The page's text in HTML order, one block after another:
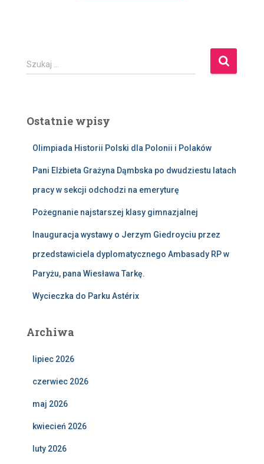
S
z
j
Szukaj …
Ostatnie wpisy
Olimpiada Historii Polski dla Polonii i Polaków
Pani Elżbieta Grażyna Dąmbska po dwudziestu latach
pracy w sekcji odchodzi na emeryturę
Pożegnanie najstarszej klasy gimnazjalnej
Inauguracja wystawy o Jerzym Giedroyciu przez
przedstawiciela dyplomatycznego Ambasady RP w
Paryżu, pana Wiesława Tarkę.
Wycieczka do Parku Astérix
Archiwa
lipiec 2026
czerwiec 2026
maj 2026
kwiecień 2026
luty 2026